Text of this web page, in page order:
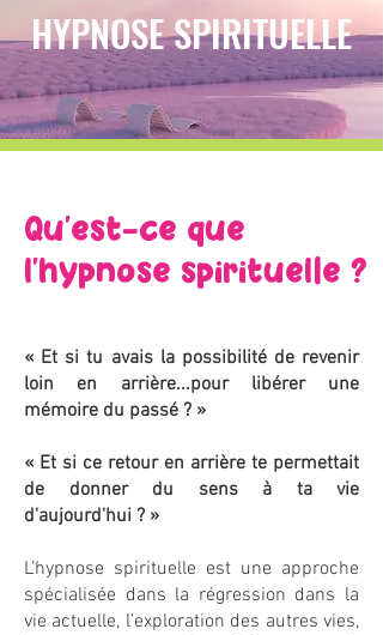
HYPNOSE SPIRITUELLE
Qu'est-ce que
l'hypnose spirituelle ?
« Et si tu avais la possibilitéde revenir
loin en arrière...pour libérer une
mémoire du passé ? »
« Et si ce retour en arrière te permettait
de donner du sens à ta vie
d'aujourd'hui ? »
L’hypnose spirituelle est une approche
spécialisée dans la régression dans la
vie actuelle, l’exploration des autres vies,